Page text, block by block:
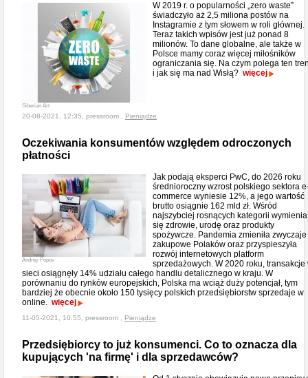
Siberian Art
W 2019 r. o popularności „zero waste”
świadczyło aż 2,5 miliona postów na
Instagramie z tym słowem w roli głównej.
Teraz takich wpisów jest już ponad 8
milionów. To dane globalne, ale także w
Polsce mamy coraz więcej miłośników
ograniczania się. Na czym polega ten
i jak się ma nad Wisłą? więcej
20-08-2021, 12:35, pressroom , Pieniądze
Oczekiwania konsumentów względem odroczonych
płatności
Andrey Popov
Jak podają eksperci PwC, do 2026 roku
średnioroczny wzrost polskiego sektora
commerce wyniesie 12%, a jego wartość
brutto osiągnie 162 mld zł. Wśród
najszybciej rosnących kategorii wymienia
się zdrowie, urodę oraz produkty
spożywcze. Pandemia zmieniła zwyczaje
zakupowe Polaków oraz przyspieszyła
rozwój internetowych platform
sprzedażowych. W 2020 roku, transakcje
sieci osiągnęły 14% udziału całego handlu detalicznego w kraju. W
porównaniu do rynków europejskich, Polska ma wciąż duży potencjał, tym
bardziej że obecnie około 150 tysięcy polskich przedsiębiorstw sprzedaje w
online. więcej
11-05-2021, 10:55, pressroom , Pieniądze
Przedsiębiorcy to już konsumenci. Co to oznacza dla
kupujących 'na firmę' i dla sprzedawców?